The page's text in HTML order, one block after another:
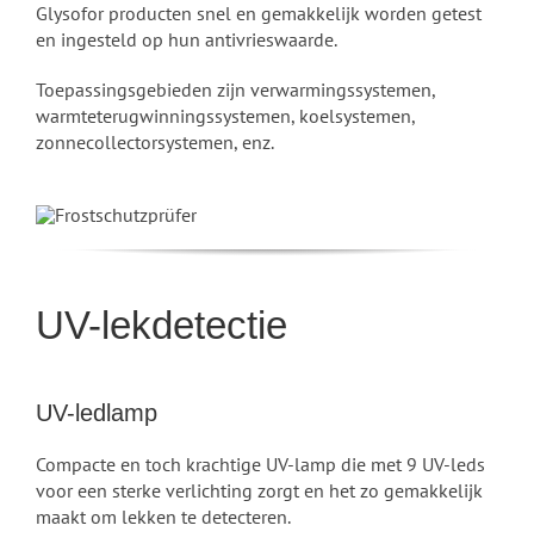
Glysofor producten snel en gemakkelijk worden getest
en ingesteld op hun antivrieswaarde.
Toepassingsgebieden zijn verwarmingssystemen,
warmteterugwinningssystemen, koelsystemen,
zonnecollectorsystemen, enz.
UV-lekdetectie
UV-ledlamp
Compacte en toch krachtige UV-lamp die met 9 UV-leds
voor een sterke verlichting zorgt en het zo gemakkelijk
maakt om lekken te detecteren.